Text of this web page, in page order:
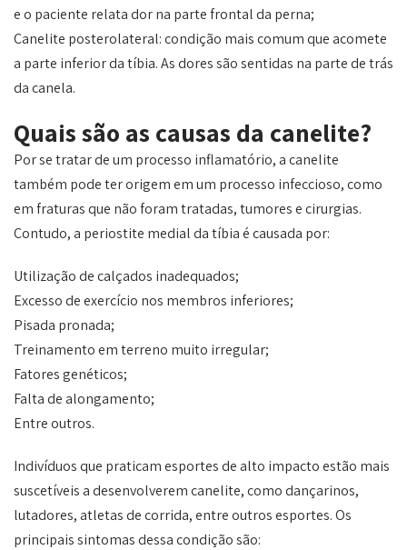
e o paciente relata dor na parte frontal da perna;
Canelite posterolateral: condição mais comum que acomete
a parte inferior da tíbia. As dores são sentidas na parte de trás
da canela.
Quais são as causas da canelite?
Por se tratar de um processo inflamatório, a canelite
também pode ter origem em um processo infeccioso, como
em fraturas que não foram tratadas, tumores e cirurgias.
Contudo, a periostite medial da tíbia é causada por:
Utilização de calçados inadequados;
Excesso de exercício nos membros inferiores;
Pisada pronada;
Treinamento em terreno muito irregular;
Fatores genéticos;
Falta de alongamento;
Entre outros.
Indivíduos que praticam esportes de alto impacto estão mais
suscetíveis a desenvolverem canelite, como dançarinos,
lutadores, atletas de corrida, entre outros esportes. Os
principais sintomas dessa condição são: